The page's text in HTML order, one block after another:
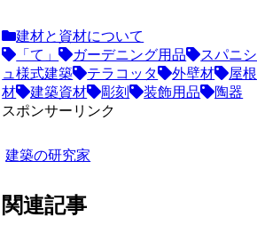
建材と資材について
「て」
ガーデニング用品
スパニシ
ュ様式建築
テラコッタ 外壁材
屋根
材
建築資材 彫刻 装飾用品
陶器
スポンサーリンク
建築の研究家
関連記事